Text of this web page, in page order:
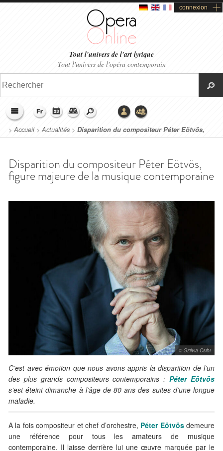
connexion
Tout l'univers de l'art lyrique
Tout l'univers de l'opéra contemporain
>Accueil>Actualités > Disparition du compositeur Péter Eötvös,
figure majeure de la musique contemporaine
Disparition du compositeur Péter Eötvös,
figure majeure de la musique contemporaine
© Szilvia Csibi
C’est avec émotion que nous avons appris la disparition de l’un
des plus grands compositeurs contemporains :Péter Eötvös
s’est éteint dimanche à l’âge de 80 ans des suites d’une longue
maladie.
A la fois compositeur et chef d’orchestre, Péter Eötvösdemeure
une référence pour tous les amateurs de musique
contemporaine. Il laisse derrière lui une œuvre marquée par le